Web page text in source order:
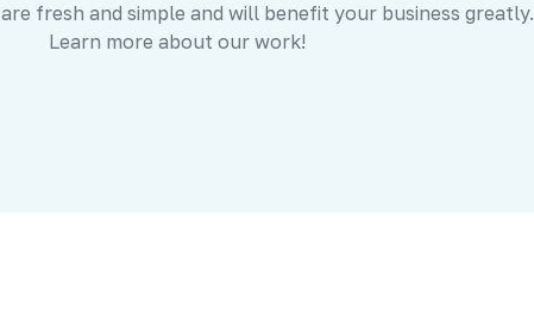
fresh and simple and will benefit your business greatly.
Learn more about our work!